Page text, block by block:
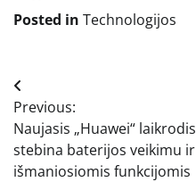
Posted in Technologijos
Navigacija
tarp
įrašų
Previous:
Naujasis „Huawei“ laikrodis
stebina baterijos veikimu ir
išmaniosiomis funkcijomis